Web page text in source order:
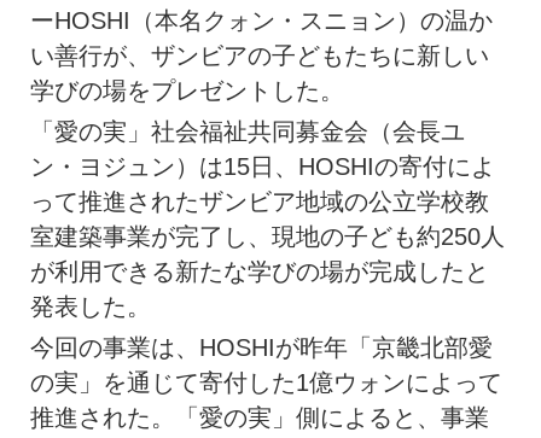
ーHOSHI（本名クォン・スニョン）の温か
い善行が、ザンビアの子どもたちに新しい
学びの場をプレゼントした。
「愛の実」社会福祉共同募金会（会長ユ
ン・ヨジュン）は15日、HOSHIの寄付によ
って推進されたザンビア地域の公立学校教
室建築事業が完了し、現地の子ども約250人
が利用できる新たな学びの場が完成したと
発表した。
今回の事業は、HOSHIが昨年「京畿北部愛
の実」を通じて寄付した1億ウォンによって
推進された。「愛の実」側によると、事業